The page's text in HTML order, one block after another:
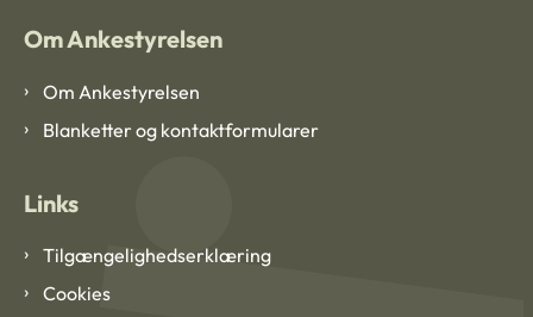
Om Ankestyrelsen
Om Ankestyrelsen
Blanketter og kontaktformularer
Links
Tilgængelighedserklæring
Cookies